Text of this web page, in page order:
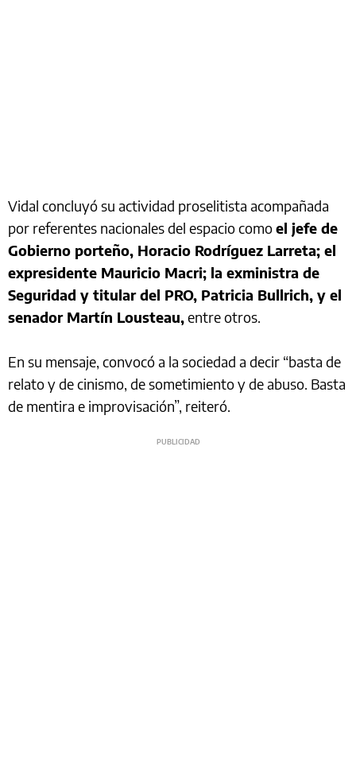
Vidal concluyó su actividad proselitista acompañada
por referentes nacionales del espacio comoel jefe de
Gobierno porteño, Horacio Rodríguez Larreta; el
expresidente Mauricio Macri; la exministra de
Seguridad y titular del PRO, Patricia Bullrich, y el
senador Martín Lousteau,entre otros.
En su mensaje, convocó a la sociedad a decir “basta de
relato y de cinismo, de sometimiento y de abuso. Basta
de mentira e improvisación”, reiteró.